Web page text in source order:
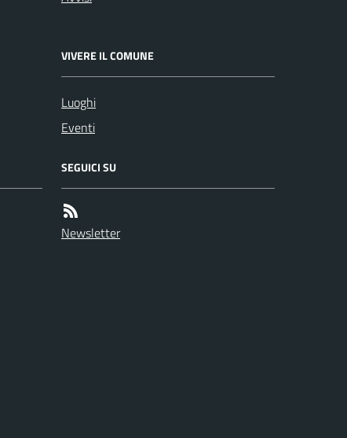
VIVERE IL COMUNE
Luoghi
Eventi
SEGUICI SU
Newsletter